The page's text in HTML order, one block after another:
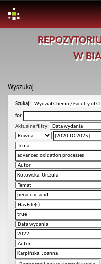
W
Wyszukaj
Szukaj:
for
Aktualne filtry: